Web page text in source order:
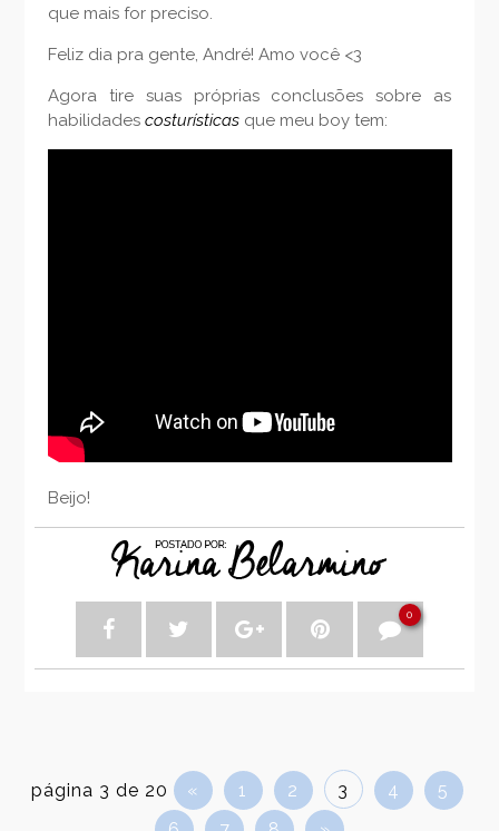
que mais for preciso.
Feliz dia pra gente, André! Amo você <3
Agora tire suas próprias conclusões sobre as
habilidades costurísticas que meu boy tem:
Beijo!
0
página 3 de 20 « 1 2 3 4
5